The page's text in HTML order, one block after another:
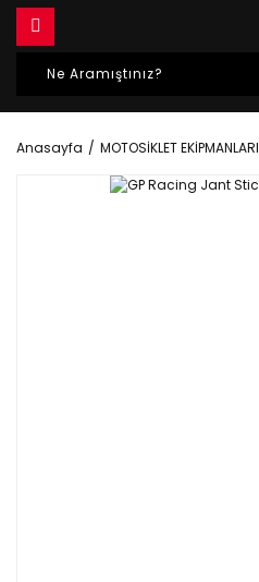
Anasayfa MOTOSİKLET EKİPMANLARI